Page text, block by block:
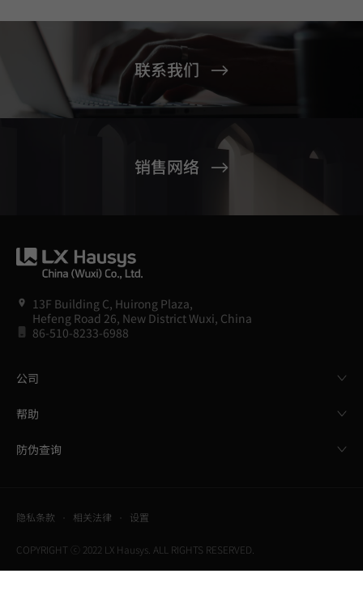
联系我们
销售网络
13F Building C, Huirong Plaza,
Hefeng Road 26, New District Wuxi, China
86-510-8233-6988
公司
帮助
防伪查询
隐私条款 相关法律 设置
COPYRIGHT ⓒ 2022 LX Hausys. ALL RIGHTS RESERVED.